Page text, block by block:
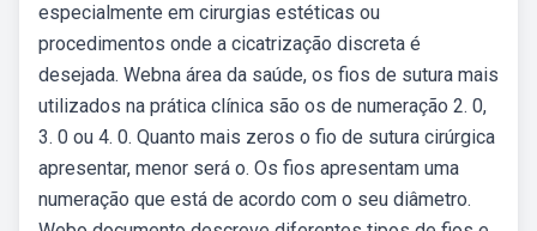
especialmente em cirurgias estéticas ou
procedimentos onde a cicatrização discreta é
desejada. Webna área da saúde, os fios de sutura mais
utilizados na prática clínica são os de numeração 2. 0,
3. 0 ou 4. 0. Quanto mais zeros o fio de sutura cirúrgica
apresentar, menor será o. Os fios apresentam uma
numeração que está de acordo com o seu diâmetro.